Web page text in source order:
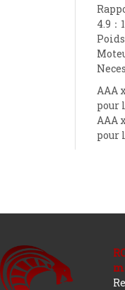
4.9：1
AAA
pour
AAA
pour